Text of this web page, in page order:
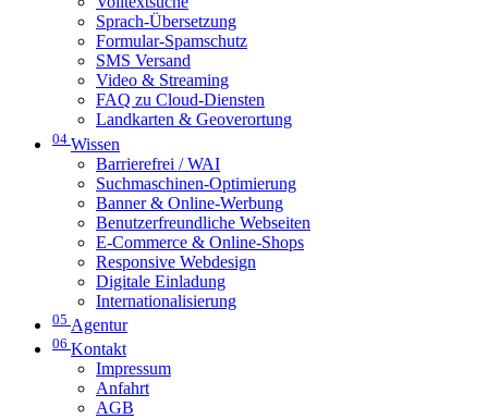
Sprach-Übersetzung
Formular-Spamschutz
SMS Versand
Video & Streaming
FAQ zu Cloud-Diensten
Landkarten & Geoverortung
04 Wissen
Barrierefrei / WAI
Suchmaschinen-Optimierung
Banner & Online-Werbung
Benutzerfreundliche Webseiten
E-Commerce & Online-Shops
Responsive Webdesign
Digitale Einladung
Internationalisierung
05 Agentur
06 Kontakt
Impressum
Anfahrt
AGB